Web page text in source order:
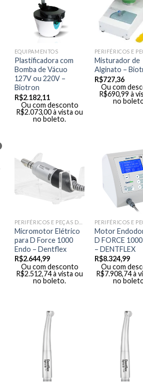
EQUIPAMENTOS
Plastificadora com
Bomba de Vácuo
127V ou 220V –
Biotron
R$2.182,11
Ou com desconto
R$2.073,00à vista ou
no boleto.
Misturador de
Alginato –
R$727,36
Ou com
R$690,99 à
no
Micromotor Elétrico
para D Force 1000
Endo – Dentflex
R$2.644,99
Ou com desconto
R$2.512,74à vista ou
no boleto.
Motor
D FORCE
– DENTFLEX
R$8.324,99
Ou com
R$7.908,74à
no